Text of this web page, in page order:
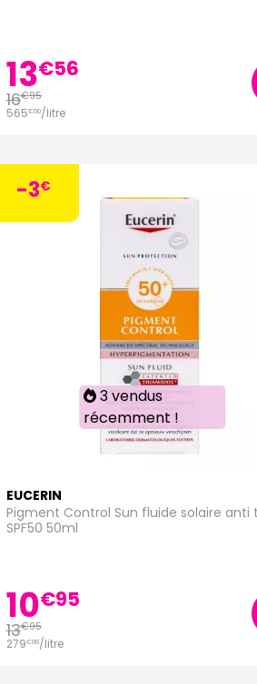
13€56
16€95
565€00/litre
-3€
3 vendus
récemment !
EUCERIN
Pigment Control Sun fluide solaire anti
SPF50 50ml
10€95
13€95
279€00/litre